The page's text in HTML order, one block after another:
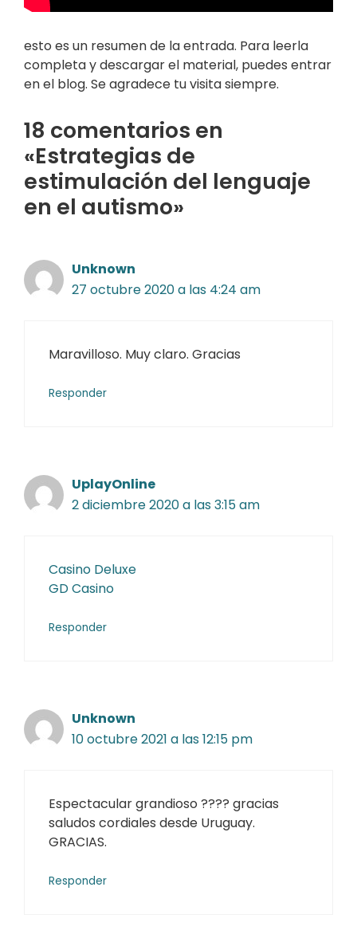
esto es un resumen de la entrada. Para leerla
completa y descargar el material, puedes entrar
en el blog. Se agradece tu visita siempre.
18 comentarios en
«Estrategias de
estimulación del lenguaje
en el autismo»
Unknown
27 octubre 2020 a las 4:24 am
Maravilloso. Muy claro. Gracias
Responder
UplayOnline
2 diciembre 2020 a las 3:15 am
Casino Deluxe
GD Casino
Responder
Unknown
10 octubre 2021 a las 12:15 pm
Espectacular grandioso ???? gracias
saludos cordiales desde Uruguay.
GRACIAS.
Responder